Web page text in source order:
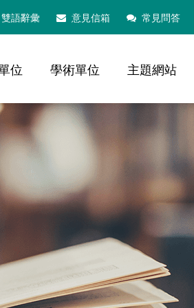
雙語辭彙 意見信箱 常見問答
位 學術單位 主題網站